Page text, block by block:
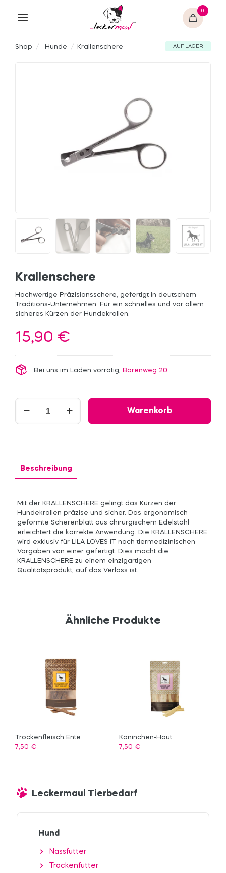
0
Beschreibung
Mit der KRALLENSCHERE gelingt das Kürzen der
Hundekrallen präzise und sicher. Das ergonomisch
geformte Scherenblatt aus chirurgischem Edelstahl
erleichtert die korrekte Anwendung. Die KRALLENSCHERE
wird exklusiv für LILA LOVES IT nach tiermedizinischen
Vorgaben von einer gefertigt. Dies macht die
KRALLENSCHERE zu einem einzigartigen
Qualitätsprodukt, auf das Verlass ist.
Shop / Hunde / Krallenschere AUF LAGER
Krallenschere
Hochwertige Präzisionsschere, gefertigt in deutschem
Traditions-Unternehmen. Für ein schnelles und vor allem
sicheres Kürzen der Hundekrallen.
15,90 €
Bei uns im Laden vorrätig, Bärenweg 20
Krallenschere
Menge
Warenkorb
Ähnliche Produkte
Trockenfleisch Ente
7,50 €
Kaninchen-Haut
7,50 €
Leckermaul Tierbedarf
Hund
Nassfutter
Trockenfutter